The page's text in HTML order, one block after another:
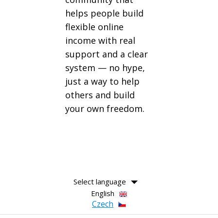
helps people build
flexible online
income with real
support and a clear
system — no hype,
just a way to help
others and build
your own freedom.
Select language
English
Czech